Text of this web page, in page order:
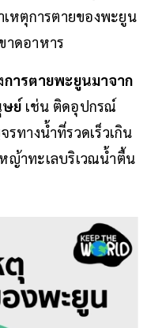
หตุการตายของพะยูน
าดอาหาร
การตายพะยูนมาจาก
ษย์ เช่น ติดอุปกรณ์
ทางน้ำที่รวดเร็วเกิน
ญ้าทะเลบริเวณน้ำตื้น